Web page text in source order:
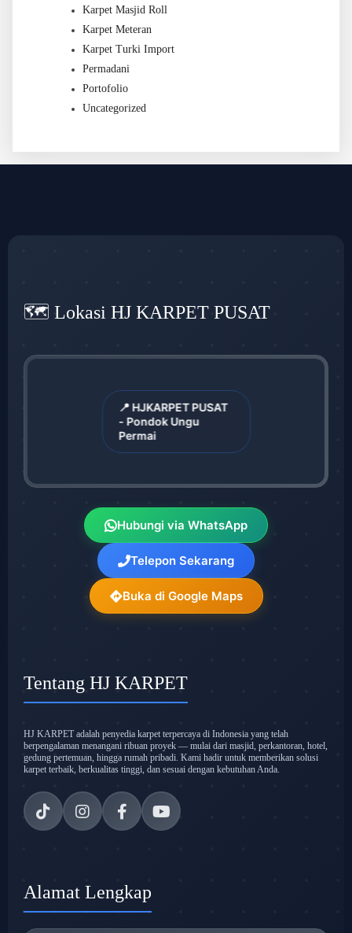
Karpet Masjid Roll
Karpet Meteran
Karpet Turki Import
Permadani
Portofolio
Uncategorized
🗺️ Lokasi HJ KARPET PUSAT
📍 HJKARPET PUSAT
- Pondok Ungu
Permai
Hubungi via WhatsApp
Telepon Sekarang
Buka di Google Maps
Tentang HJ KARPET
HJ KARPET adalah penyedia karpet terpercaya di Indonesia yang telah
berpengalaman menangani ribuan proyek — mulai dari masjid, perkantoran, hotel,
gedung pertemuan, hingga rumah pribadi. Kami hadir untuk memberikan solusi
karpet terbaik, berkualitas tinggi, dan sesuai dengan kebutuhan Anda.
Alamat Lengkap